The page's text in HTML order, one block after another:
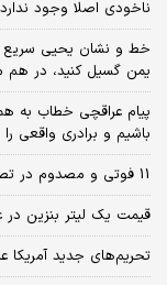
ناخودی اصلا وجود ندارد
خط و نشان یحیی سریع
یمن گسیل کنید، در هم
پیام عراقچی خطاب به
باشیم و برادری واقعی
11 فوتی و مصدوم در تصادف زنجیره‌ای در جاده سلماس - ارومیه + جزئیات
قیمت یک لیتر بنزین در
تحریم‌های جدید آمریکا